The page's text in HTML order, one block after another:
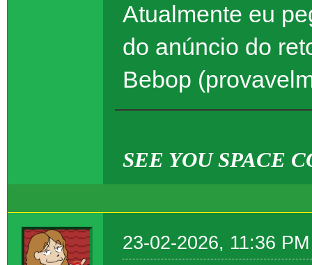
Atualmente eu
do anúncio do
Bebop
SEE YOU SPACE
23-02-2026, 11:36 PM